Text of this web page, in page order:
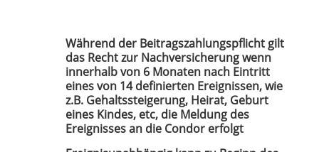
Während der Beitragszahlungspflicht gilt
das Recht zur Nachversicherung wenn
innerhalb von 6 Monaten nach Eintritt
eines von 14 definierten Ereignissen, wie
z.B. Gehaltssteigerung, Heirat, Geburt
eines Kindes, etc, die Meldung des
Ereignisses an die Condor erfolgt